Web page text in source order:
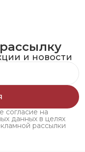
и новости
согласие на
данных в целях
рассылки